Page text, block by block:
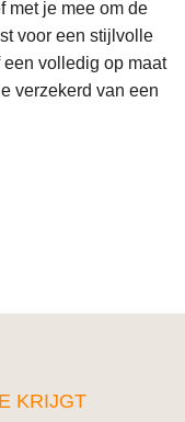
met je mee om de
voor een stijlvolle
volledig op maat
verzekerd van een
KRIJGT